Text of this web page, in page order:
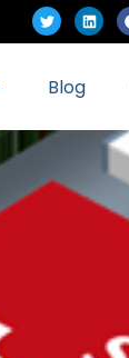
Blog